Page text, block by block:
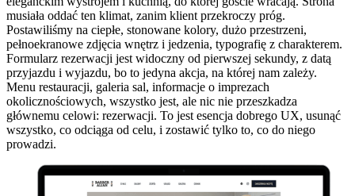
musiała oddać ten klimat, zanim klient przekroczy próg.
Postawiliśmy na ciepłe, stonowane kolory, dużo przestrzeni,
pełnoekranowe zdjęcia wnętrz i jedzenia, typografię z charakterem.
Formularz rezerwacji jest widoczny od pierwszej sekundy, z datą
przyjazdu i wyjazdu, bo to jedyna akcja, na której nam zależy.
Menu restauracji, galeria sal, informacje o imprezach
okolicznościowych, wszystko jest, ale nic nie przeszkadza
głównemu celowi: rezerwacji. To jest esencja dobrego UX, usunąć
wszystko, co odciąga od celu, i zostawić tylko to, co do niego
prowadzi.